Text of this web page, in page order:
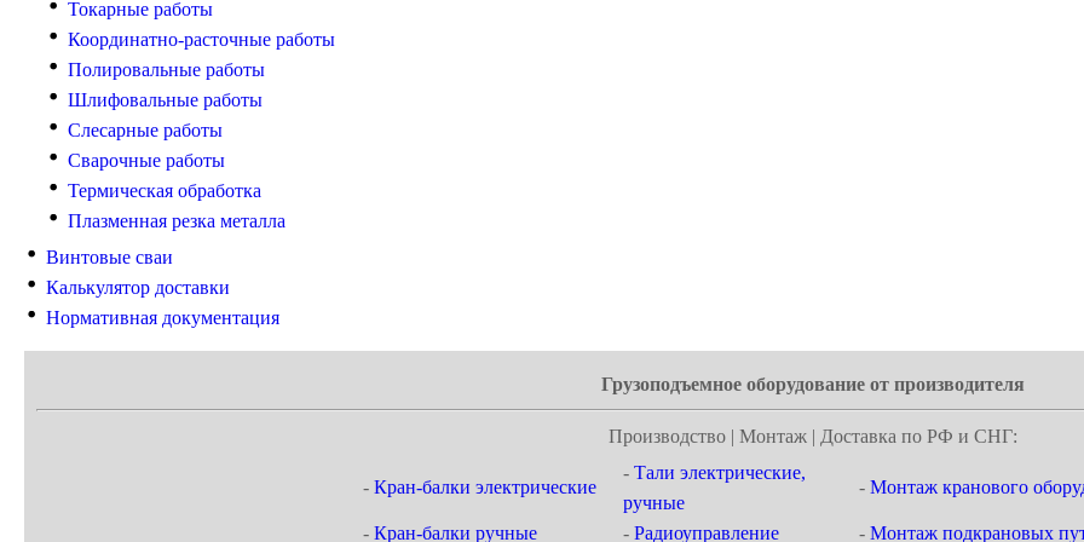
Токарные работы
Координатно-расточные работы
Полировальные работы
Шлифовальные работы
Слесарные работы
Сварочные работы
Термическая обработка
Плазменная резка металла
Винтовые сваи
Калькулятор доставки
Нормативная документация
Грузоподъемное оборудование от производителя
Производство | Монтаж | Доставка по РФ и СНГ:
- Кран-балки электрические
- Тали электрические,
ручные
- Монтаж кранового
- Кран-балки ручные - Радиоуправление - Монтаж подкрановых